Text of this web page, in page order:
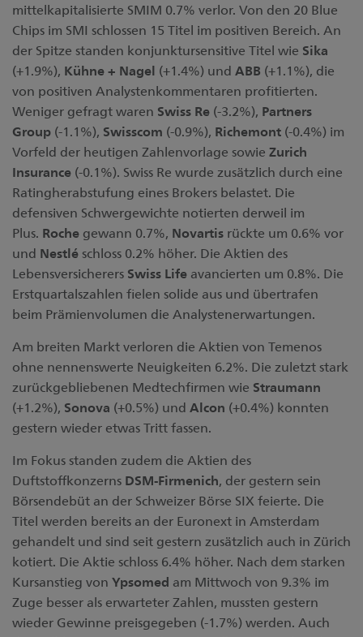
mittelkapitalisierte SMIM 0.7% verlor. Von den 20 Blue
Chips im SMI schlossen 15 Titel im positiven Bereich. An
der Spitze standen konjunktursensitive Titel wie Sika
(+1.9%), Kühne+ Nagel (+1.4%) und ABB (+1.1%), die
von positiven Analystenkommentaren profitierten.
Weniger gefragt waren Swiss Re (-3.2%), Partners
Group (-1.1%), Swisscom (-0.9%), Richemont (-0.4%) im
Vorfeld der heutigen Zahlenvorlage sowie Zurich
Insurance (-0.1%). Swiss Re wurde zusätzlich durch eine
Ratingherabstufung eines Brokers belastet. Die
defensiven Schwergewichte notierten derweil im
Plus. Roche gewann 0.7%, Novartis rückte um 0.6% vor
und Nestléschloss 0.2% höher. Die Aktien des
Lebensversicherers Swiss Life avancierten um 0.8%. Die
Erstquartalszahlen fielen solide aus und übertrafen
beim Prämienvolumen die Analystenerwartungen.
Am breiten Markt verloren die Aktien von Temenos
ohne nennenswerte Neuigkeiten 6.2%. Die zuletzt stark
zurückgebliebenen Medtechfirmen wie Straumann
(+1.2%), Sonova (+0.5%) und Alcon (+0.4%) konnten
gestern wieder etwas Tritt fassen.
Im Fokus standen zudem die Aktien des
Duftstoffkonzerns DSM-Firmenich, der gestern sein
Börsendebüt an der Schweizer Börse SIX feierte. Die
Titel werden bereits an der Euronext in Amsterdam
gehandelt und sind seit gestern zusätzlich auch in Zürich
kotiert. Die Aktie schloss 6.4% höher. Nach dem starken
Kursanstieg von Ypsomed am Mittwoch von 9.3% im
Zuge besser als erwarteter Zahlen, mussten gestern
wieder Gewinne preisgegeben (-1.7%) werden. Auch